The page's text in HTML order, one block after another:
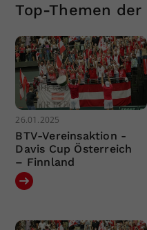
Top-Themen der
26.01.2025
BTV-Vereinsaktion -
Davis Cup Österreich
– Finnland